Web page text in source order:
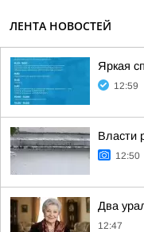
ЛЕНТА НОВОСТЕЙ
Яркая
12:59
Власти
12:50
Два
12:47